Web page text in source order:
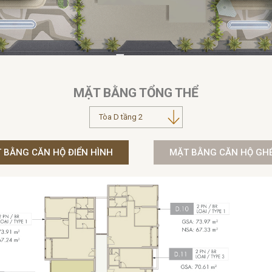
MẶT BẰNG TỔNG THỂ
BẰNG CĂN HỘ ĐIỂN HÌNH MẶT BẰNG CĂN HỘ